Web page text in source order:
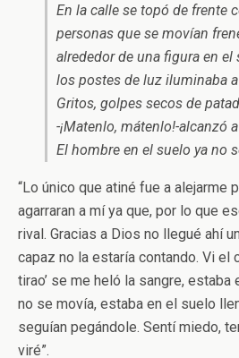
En la calle se topó de frente
personas que se movían
alrededor de una figura en el
los postes de luz iluminaba
Gritos, golpes secos de
-¡Matenlo, mátenlo!-alcanzó
El hombre en el suelo ya no
“Lo único que atiné fue a alejarme
agarraran a mí ya que, por lo que
rival. Gracias a Dios no llegué ahí
capaz no la estaría contando. Vi el
tirao’ se me heló la sangre, estaba
no se movía, estaba en el suelo
seguían pegándole. Sentí miedo,
viré”.